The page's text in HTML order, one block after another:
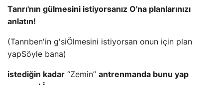
Tanrı'nın gülmesini istiyorsanız O'na planlarınızı
anlatın!
(Tanrıben'in g'siÖlmesini istiyorsan onun için plan
yapSöyle bana)
istediğin kadar “Zemin” antrenmanda bunu yap